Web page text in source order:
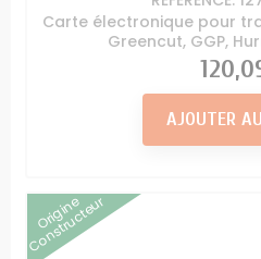
Carte électronique pour
Greencut, GGP,
Prix
AJOUTER
Origine
Constructeur